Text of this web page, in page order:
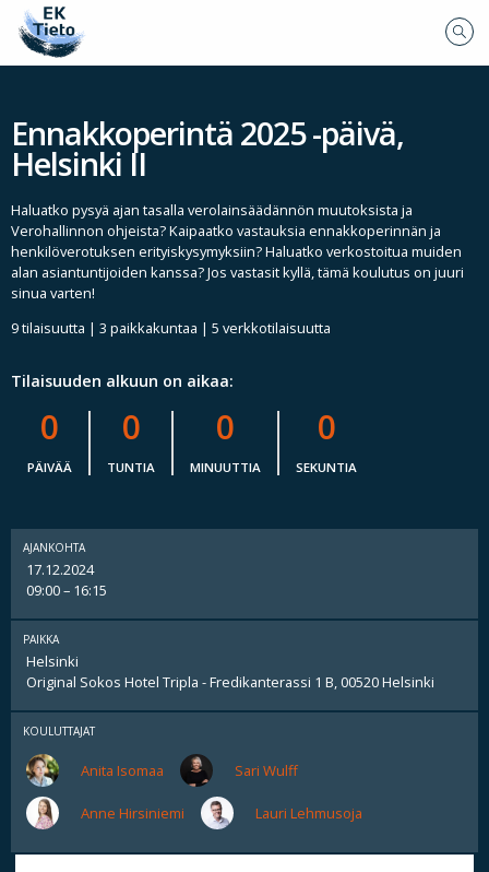
Ennakkoperintä 2025 -päivä,
Helsinki II
Haluatko pysyä ajan tasalla verolainsäädännön muutoksista ja
Verohallinnon ohjeista? Kaipaatko vastauksia ennakkoperinnän ja
henkilöverotuksen erityiskysymyksiin? Haluatko verkostoitua muiden
alan asiantuntijoiden kanssa? Jos vastasit kyllä, tämä koulutus on juuri
sinua varten!
9 tilaisuutta | 3 paikkakuntaa | 5 verkkotilaisuutta
Tilaisuuden alkuun on aikaa:
0
PÄIVÄÄ
0
TUNTIA
0
MINUUTTIA
0
SEKUNTIA
AJANKOHTA
17.12.2024
09:00 – 16:15
PAIKKA
Helsinki
Original Sokos Hotel Tripla - Fredikanterassi 1 B, 00520 Helsinki
KOULUTTAJAT
Anita Isomaa Sari Wulff
Anne Hirsiniemi Lauri Lehmusoja